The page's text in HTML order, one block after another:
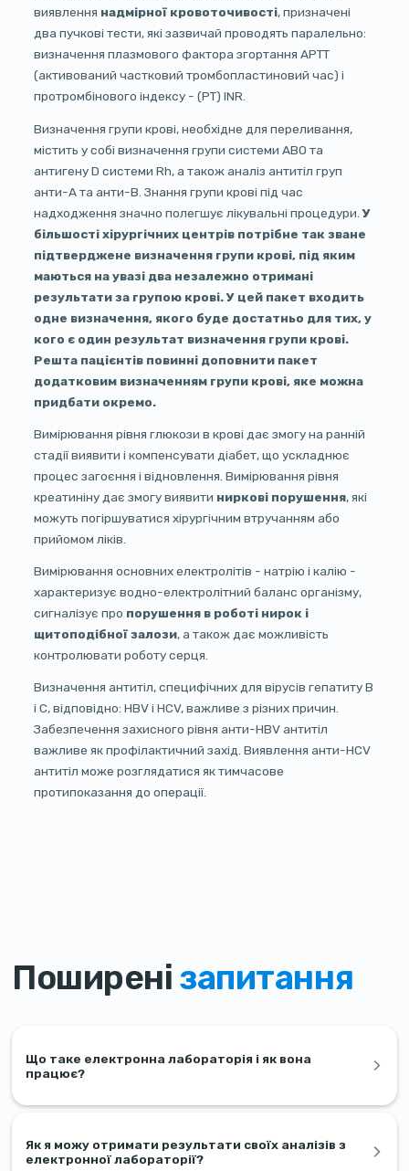
виявлення надмірної кровоточивості, призначені
два пучкові тести, які зазвичай проводять паралельно:
визначення плазмового фактора згортання APTT
(активований частковий тромбопластиновий час) і
протромбінового індексу - (PT) INR.
Визначення групи крові, необхідне для переливання,
містить у собі визначення групи системи ABO та
антигену D системи Rh, а також аналіз антитіл груп
анти-А та анти-В. Знання групи крові під час
надходження значно полегшує лікувальні процедури.У
більшості хірургічних центрів потрібне так зване
підтверджене визначення групи крові, під яким
маються на увазі два незалежно отримані
результати за групою крові. У цей пакет входить
одне визначення, якого буде достатньо для тих, у
кого є один результат визначення групи крові.
Решта пацієнтів повинні доповнити пакет
додатковим визначенням групи крові, яке можна
придбати окремо.
Вимірювання рівня глюкози в крові дає змогу на ранній
стадії виявити і компенсувати діабет, що ускладнює
процес загоєння і відновлення. Вимірювання рівня
креатиніну дає змогу виявити ниркові порушення, які
можуть погіршуватися хірургічним втручанням або
прийомом ліків.
Вимірювання основних електролітів - натрію і калію -
характеризує водно-електролітний баланс організму,
сигналізує про порушення в роботі нирок і
щитоподібної залози, а також дає можливість
контролювати роботу серця.
Визначення антитіл, специфічних для вірусів гепатиту В
і С, відповідно: HBV і HCV, важливе з різних причин.
Забезпечення захисного рівня анти-HBV антитіл
важливе як профілактичний захід. Виявлення анти-HCV
антитіл може розглядатися як тимчасове
протипоказання до операції.
Поширені запитання
Що таке електронна лабораторія і як вона
працює?
Як я можу отримати результати своїх аналізів з
електронної лабораторії?